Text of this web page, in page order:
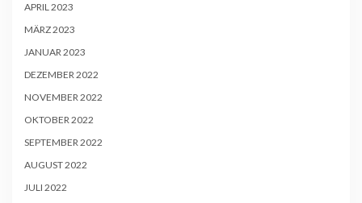
APRIL 2023
MÄRZ 2023
JANUAR 2023
DEZEMBER 2022
NOVEMBER 2022
OKTOBER 2022
SEPTEMBER 2022
AUGUST 2022
JULI 2022